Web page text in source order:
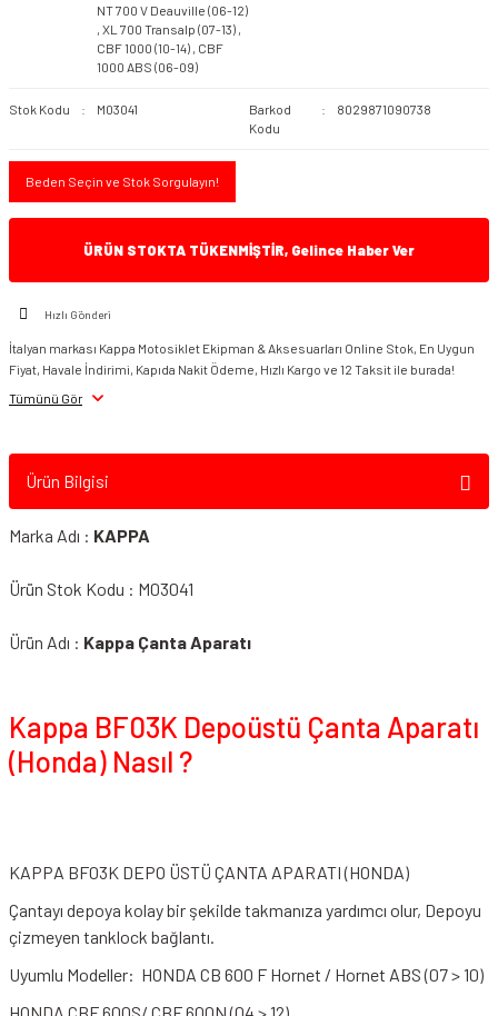
NT 700 V Deauville (06-12)
, XL 700 Transalp (07-13) ,
CBF 1000 (10-14) , CBF
1000 ABS (06-09)
Stok Kodu M03041
Barkod
Kodu
8029871090738
Beden Seçin ve Stok Sorgulayın!
ÜRÜN STOKTA TÜKENMİŞTİR, Gelince Haber Ver
Hızlı Gönderi
İtalyan markası Kappa Motosiklet Ekipman & Aksesuarları Online Stok, En Uygun
Fiyat, Havale İndirimi, Kapıda Nakit Ödeme, Hızlı Kargo ve 12 Taksit ile burada!
Tümünü Gör
Ürün Bilgisi
Marka Adı : KAPPA
Ürün Stok Kodu : M03041
Ürün Adı : Kappa Çanta Aparatı
Kappa BF03K Depoüstü Çanta Aparatı
(Honda) Nasıl ?
KAPPA BF03K DEPO ÜSTÜ ÇANTA APARATI (HONDA)
Çantayı depoya kolay bir şekilde takmanıza yardımcı olur, Depoyu
çizmeyen tanklock bağlantı.
Uyumlu Modeller: HONDA CB 600 F Hornet / Hornet ABS (07 > 10)